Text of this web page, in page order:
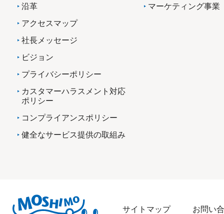
沿革
アクセスマップ
社長メッセージ
ビジョン
プライバシーポリシー
カスタマーハラスメント対応
ポリシー
コンプライアンスポリシー
健全なサービス提供の取組み
マーケティング事業
サイトマップ お問い